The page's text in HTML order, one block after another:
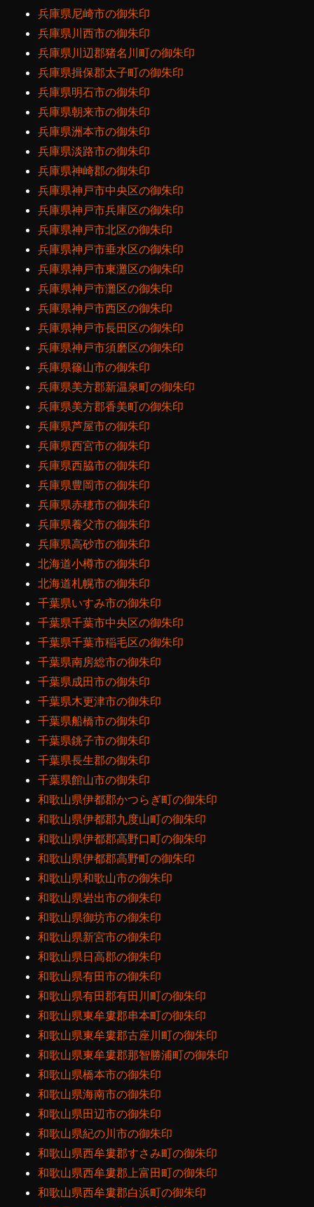
兵庫県尼崎市の御朱印
兵庫県川西市の御朱印
兵庫県川辺郡猪名川町の御朱印
兵庫県揖保郡太子町の御朱印
兵庫県明石市の御朱印
兵庫県朝来市の御朱印
兵庫県洲本市の御朱印
兵庫県淡路市の御朱印
兵庫県神崎郡の御朱印
兵庫県神戸市中央区の御朱印
兵庫県神戸市兵庫区の御朱印
兵庫県神戸市北区の御朱印
兵庫県神戸市垂水区の御朱印
兵庫県神戸市東灘区の御朱印
兵庫県神戸市灘区の御朱印
兵庫県神戸市西区の御朱印
兵庫県神戸市長田区の御朱印
兵庫県神戸市須磨区の御朱印
兵庫県篠山市の御朱印
兵庫県美方郡新温泉町の御朱印
兵庫県美方郡香美町の御朱印
兵庫県芦屋市の御朱印
兵庫県西宮市の御朱印
兵庫県西脇市の御朱印
兵庫県豊岡市の御朱印
兵庫県赤穂市の御朱印
兵庫県養父市の御朱印
兵庫県高砂市の御朱印
北海道小樽市の御朱印
北海道札幌市の御朱印
千葉県いすみ市の御朱印
千葉県千葉市中央区の御朱印
千葉県千葉市稲毛区の御朱印
千葉県南房総市の御朱印
千葉県成田市の御朱印
千葉県木更津市の御朱印
千葉県船橋市の御朱印
千葉県銚子市の御朱印
千葉県長生郡の御朱印
千葉県館山市の御朱印
和歌山県伊都郡かつらぎ町の御朱印
和歌山県伊都郡九度山町の御朱印
和歌山県伊都郡高野口町の御朱印
和歌山県伊都郡高野町の御朱印
和歌山県和歌山市の御朱印
和歌山県岩出市の御朱印
和歌山県御坊市の御朱印
和歌山県新宮市の御朱印
和歌山県日高郡の御朱印
和歌山県有田市の御朱印
和歌山県有田郡有田川町の御朱印
和歌山県東牟婁郡串本町の御朱印
和歌山県東牟婁郡古座川町の御朱印
和歌山県東牟婁郡那智勝浦町の御朱印
和歌山県橋本市の御朱印
和歌山県海南市の御朱印
和歌山県田辺市の御朱印
和歌山県紀の川市の御朱印
和歌山県西牟婁郡すさみ町の御朱印
和歌山県西牟婁郡上富田町の御朱印
和歌山県西牟婁郡白浜町の御朱印